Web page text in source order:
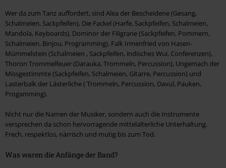
Wer da zum Tanz auffordert, sind Alea der Bescheidene (Gesang,
Schalmeien, Sackpfeifen), Die Fackel (Harfe, Sackpfeifen, Schalmeien,
Mandola, Keyboards), Dominor der Filigrane (Sackpfeifen, Pommern,
Schalmeien, Binjou, Programming), Falk Irmenfried von Hasen-
Mümmelstein (Schalmeien , Sackpfeifen, indisches Wui, Conferenzen),
Thoron Trommelfeuer (Darauka, Trommeln, Percussion), Ungemach der
Missgestimmte (Sackpfeifen, Schalmeien, Gitarre, Percussion) und
Lasterbalk der Lästerliche ( Trommeln, Percussion, Davul, Pauken,
Progamming).
Nicht nur die Namen der Musiker, sondern auch die Instrumente
versprechen da schon hervorragende mittelalterliche Unterhaltung.
Frech, respektlos, närrisch und mutig bis zum Tod.
Was waren die Anfänge der Band?